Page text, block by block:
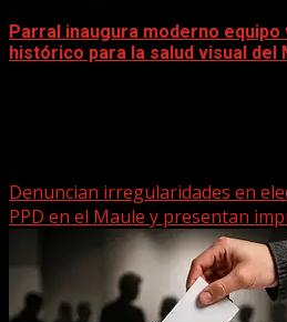
Parral inaugura moderno equipo
histórico para la salud visual del
Denuncian irregularidades en
PPD en el Maule y presentan